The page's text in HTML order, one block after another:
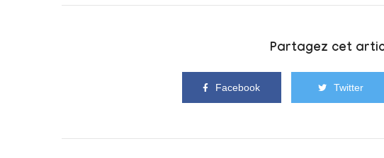
Partagez cet
Facebook Twitter